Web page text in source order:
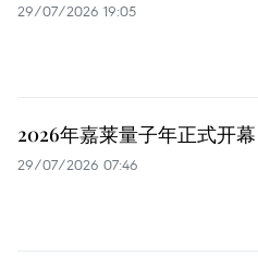
29/07/2026 19:05
2026年嘉莱量子年正式开幕
29/07/2026 07:46